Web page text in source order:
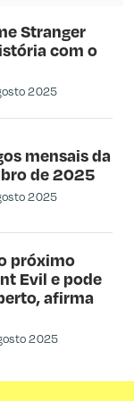
Stranger
com o
2025
mensais da
de 2025
2025
próximo
Evil e pode
afirma
2025